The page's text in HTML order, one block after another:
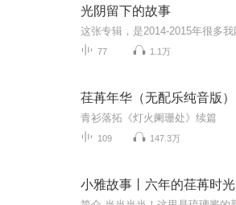
光阴留下的故事
77 1.1万
荏苒年华（无配乐纯音版）
青衫落拓《灯火阑珊处》续篇
109 147.3万
小雅故事丨六年的荏苒时光